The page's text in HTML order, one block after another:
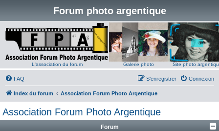
Forum photo argentique
L'association du forum Galerie photo Site photo
FAQ Connexion
S’enregistrer
Index du forum Association Forum Photo Argentique
Association Forum Photo Argentique
Forum